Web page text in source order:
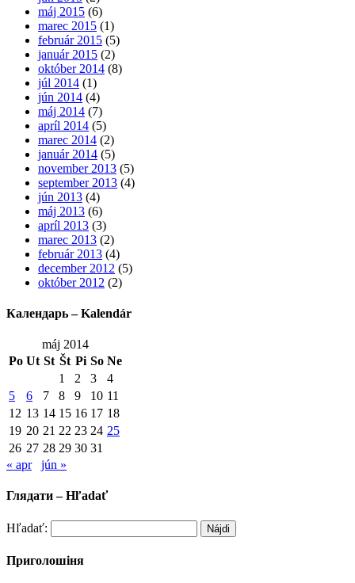
máj 2015 (6)
marec 2015 (1)
február 2015 (5)
január 2015 (2)
október 2014 (8)
júl 2014 (1)
jún 2014 (4)
máj 2014 (7)
apríl 2014 (5)
marec 2014 (2)
január 2014 (5)
november 2013 (5)
september 2013 (4)
jún 2013 (4)
máj 2013 (6)
apríl 2013 (3)
marec 2013 (2)
február 2013 (4)
december 2012 (5)
október 2012 (2)
Календарь – Kalendár
máj 2014
Po Ut St Št Pi So Ne
1
2 3
4
5
6 7 8 9 10 11
12 13 14 15 16 17 18
19 20 21 22 23 24 25
26 27 28 29 30 31
« apr
jún »
Глядати – Hľadať
Hľadať:
Приголошіня